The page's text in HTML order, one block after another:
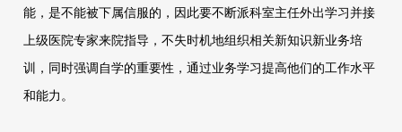
能，是不能被下属信服的，因此要不断派科室主任外出学习并接
上级医院专家来院指导，不失时机地组织相关新知识新业务培
训，同时强调自学的重要性，通过业务学习提高他们的工作水平
和能力。